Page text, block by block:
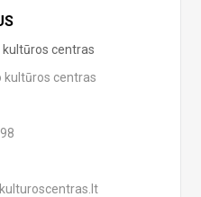
kultūros centras